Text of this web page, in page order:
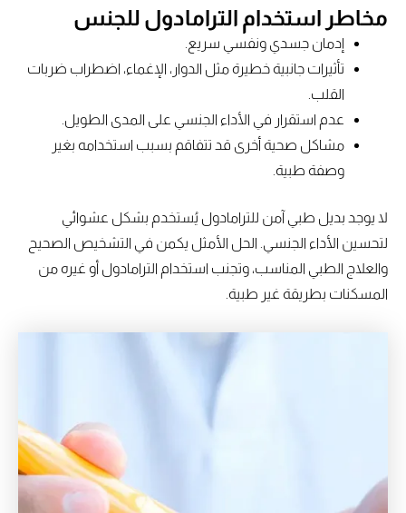
مخاطر استخدام الترامادول للجنس
إدمان جسدي ونفسي سريع.
تأثيرات جانبية خطيرة مثل الدوار، الإغماء، اضطراب ضربات
القلب.
عدم استقرار في الأداء الجنسي على المدى الطويل.
مشاكل صحية أخرى قد تتفاقم بسبب استخدامه بغير
وصفة طبية.
لا يوجد بديل طبي آمن للترامادول يُستخدم بشكل عشوائي
لتحسين الأداء الجنسي. الحل الأمثل يكمن في التشخيص الصحيح
والعلاج الطبي المناسب، وتجنب استخدام الترامادول أو غيره من
المسكنات بطريقة غير طبية.